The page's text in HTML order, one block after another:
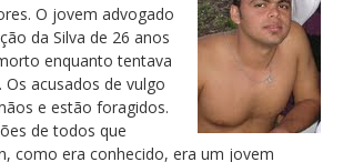
O jovem advogado
da Silva de 26 anos
enquanto tentava
Os acusados de vulgo
e estão foragidos.
de todos que
como era conhecido, era um jovem